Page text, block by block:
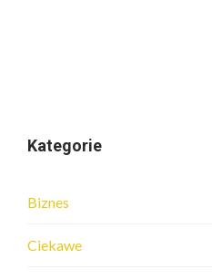
Kategorie
Biznes
Ciekawe